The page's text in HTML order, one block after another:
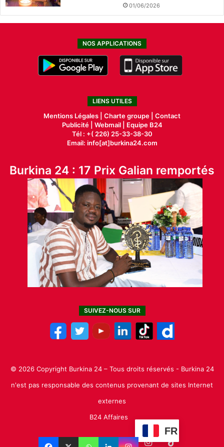
01/06/2026
NOS APPLICATIONS
LIENS UTILES
Mentions Légales | Charte groupe | Contact
Publicité| Webmail |
Equipe B24
Tél : +( 226) 25-33-38-30
Email: info[at]burkina24.com
Burkina 24 : 17 Prix Galian remportés
SUIVEZ-NOUS SUR
© 2026 Copyright Burkina 24 – Tous droits réservés - Burkina 24
n'est pas responsable des contenus provenant de sites Internet
externes
B24 Affaires
FR
Facebook LinkedinYouTubeInstagram
TikTok